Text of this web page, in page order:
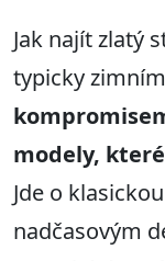
Jak najít zlatý
typicky
modely,
Jde o klasickou
nadčasovým